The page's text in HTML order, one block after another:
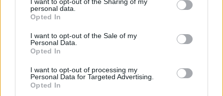
personal data.
Opted In
I want to opt-out of the Sale of my
Personal Data.
Opted In
I want to opt-out of processing my
Personal Data for Targeted Advertising.
Opted In
Pedras Salgadas, que se mantém com 42 pontos, no sétimo lugar.
Em síntese, na classificação geral, o Montalegre lidera, com 64
pontos, seguido pelo Régua, com 60. O Vila Pouca ocupa o
com 53.